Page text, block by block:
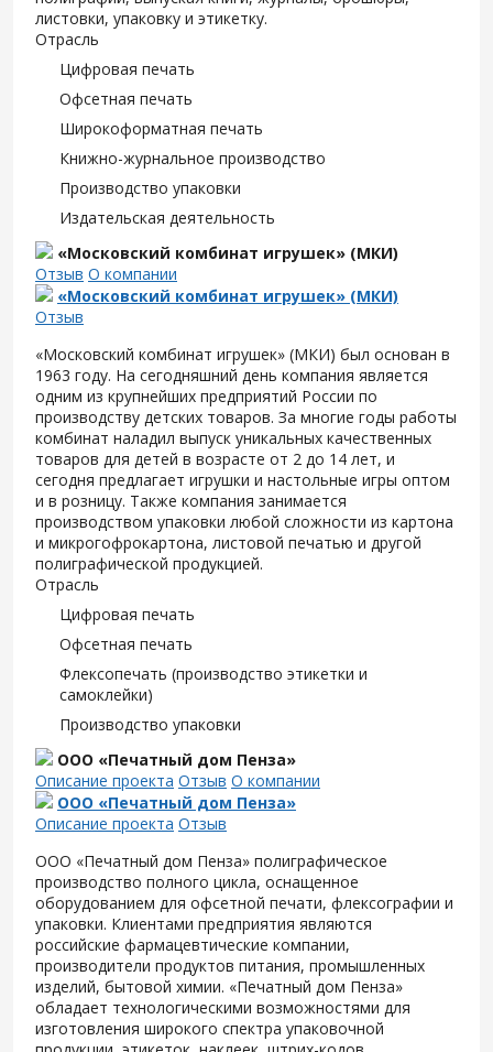
листовки, упаковку и этикетку.
Отрасль
Цифровая печать
Офсетная печать
Широкоформатная печать
Книжно-журнальное производство
Производство упаковки
Издательская деятельность
«Московский комбинат игрушек» (МКИ)
Отзыв О компании
«Московский комбинат игрушек» (МКИ)
Отзыв
«Московский комбинат игрушек» (МКИ) был основан в
1963 году. На сегодняшний день компания является
одним из крупнейших предприятий России по
производству детских товаров. За многие годы работы
комбинат наладил выпуск уникальных качественных
товаров для детей в возрасте от 2 до 14 лет, и
сегодня предлагает игрушки и настольные игры оптом
и в розницу. Также компания занимается
производством упаковки любой сложности из картона
и микрогофрокартона, листовой печатью и другой
полиграфической продукцией.
Отрасль
Цифровая печать
Офсетная печать
Флексопечать (производство этикетки и
самоклейки)
Производство упаковки
ООО «Печатный дом Пенза»
Описание проекта Отзыв О компании
ООО «Печатный дом Пенза»
Описание проекта Отзыв
ООО «Печатный дом Пенза» полиграфическое
производство полного цикла, оснащенное
оборудованием для офсетной печати, флексографии и
упаковки. Клиентами предприятия являются
российские фармацевтические компании,
производители продуктов питания, промышленных
изделий, бытовой химии. «Печатный дом Пенза»
обладает технологическими возможностями для
изготовления широкого спектра упаковочной